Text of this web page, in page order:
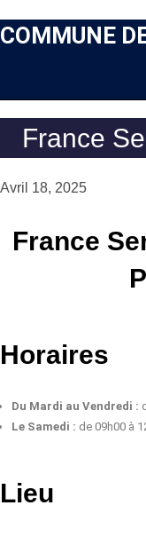
COMMUNE
France
Avril 18, 2025
France
Horaires
Du Mardi au Vendredi :
Le Samedi : de 09h00 à
Lieu